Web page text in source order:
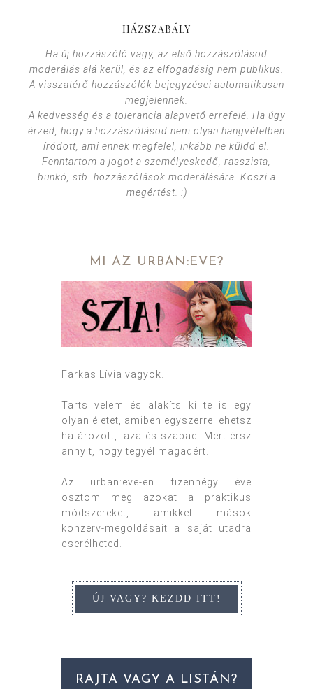
HÁZSZABÁLY
Ha új hozzászóló vagy, az első hozzászólásod
moderálás alá kerül, és az elfogadásig nem publikus.
A visszatérő hozzászólók bejegyzései automatikusan
megjelennek.
A kedvesség és a tolerancia alapvető errefelé. Ha úgy
érzed, hogy a hozzászólásod nem olyan hangvételben
íródott, ami ennek megfelel, inkább ne küldd el.
Fenntartom a jogot a személyeskedő, rasszista,
bunkó, stb. hozzászólások moderálására. Köszi a
megértést. :)
MI AZ URBAN:EVE?
Farkas Lívia vagyok.
Tarts velem és alakíts ki te is egy
olyan életet, amiben egyszerre lehetsz
határozott, laza és szabad. Mert érsz
annyit, hogy tegyél magadért.
Az urban:eve-en tizennégy éve
osztom meg azokat a praktikus
módszereket, amikkel mások
konzerv-megoldásait a saját utadra
cserélheted.
RAJTA VAGY A LISTÁN?